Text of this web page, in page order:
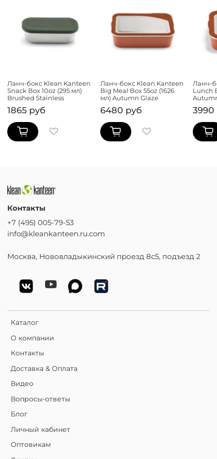
Ланч-бокс Klean Kanteen
Snack Box 10oz (295 мл)
Brushed Stainless
1865 руб
Ланч-бокс Klean Kanteen
Big Meal Box 55oz (1626
мл) Autumn Glaze
6480 руб
Ланч-
Lunch
3990
Каталог
О компании
Контакты
Доставка & Оплата
Видео
Вопросы-ответы
Блог
Личный кабинет
Оптовикам
Контакты
+7 (495) 005-79-53
info@kleankanteen.ru.com
Москва, Нововладыкинский проезд 8с5, подъезд 2